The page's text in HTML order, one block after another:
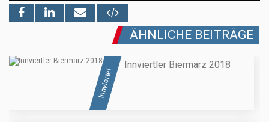
ÄHNLICHE BEITRÄGE
Innviertel
Innviertler Biermärz 2018